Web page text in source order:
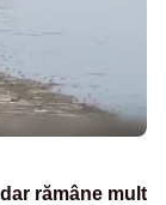
rămâne mult